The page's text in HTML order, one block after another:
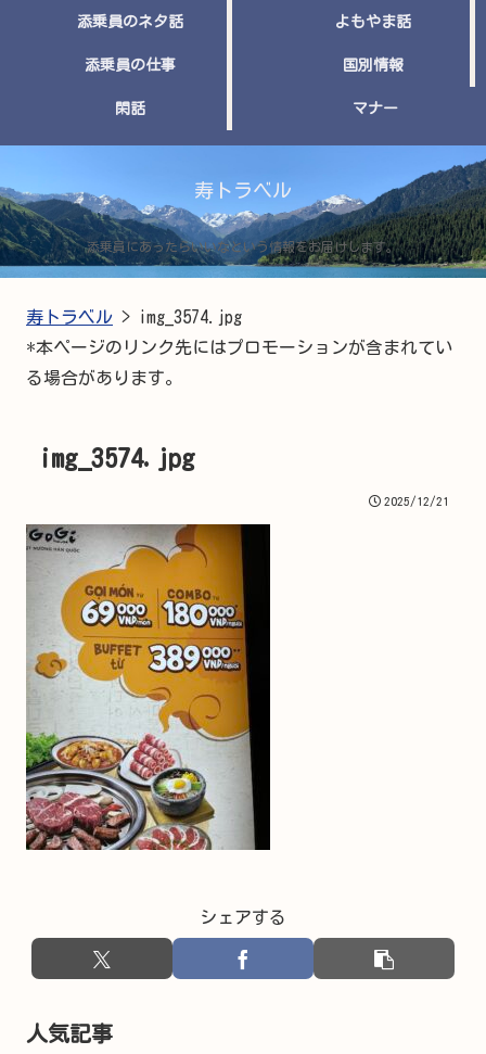
寿トラベル
添乗員にあったらいいなという情報をお届けします。
添乗員のネタ話 よもやま話
添乗員の仕事 国別情報
閑話 マナー
寿トラベル >
img_3574.jpg
*本ページのリンク先にはプロモーションが含まれてい
る場合があります。
img_3574.jpg
2025/12/21
シェアする
人気記事